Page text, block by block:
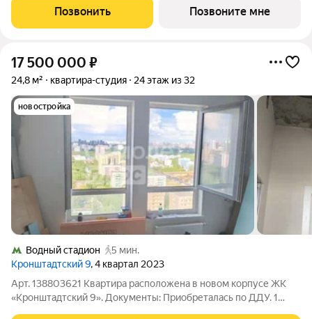
минуты пешком до станции метро «Водный стадион». 2
минуты на автомобиле до
Позвонить Позвоните мне
17 500 000 ₽
24,8 м² квартира-студия 24 этаж из 32
новостройка
Водный стадион
5 мин.
Кронштадтский 9, 4 квартал 2023
Арт. 138803621 Квартира расположена в новом корпусе ЖК
«Кронштадтский 9». Документы: Приобреталась по ДДУ. 1